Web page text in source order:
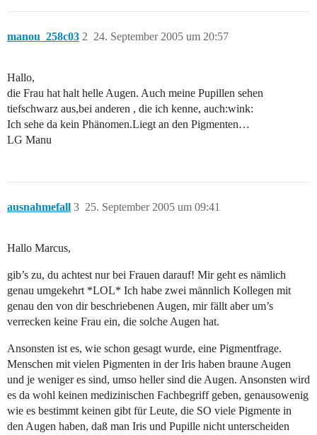
manou_258c03 24. September 2005 um 20:57
2
Hallo,
die Frau hat halt helle Augen. Auch meine Pupillen sehen
tiefschwarz aus,bei anderen , die ich kenne, auch:wink:
Ich sehe da kein Phänomen.Liegt an den Pigmenten…
LG Manu
ausnahmefall 25. September 2005 um 09:41
3
Hallo Marcus,
gib’s zu, du achtest nur bei Frauen darauf! Mir geht es nämlich
genau umgekehrt *LOL* Ich habe zwei männlich Kollegen mit
genau den von dir beschriebenen Augen, mir fällt aber um’s
verrecken keine Frau ein, die solche Augen hat.
Ansonsten ist es, wie schon gesagt wurde, eine Pigmentfrage.
Menschen mit vielen Pigmenten in der Iris haben braune Augen
und je weniger es sind, umso heller sind die Augen. Ansonsten wird
es da wohl keinen medizinischen Fachbegriff geben, genausowenig
wie es bestimmt keinen gibt für Leute, die SO viele Pigmente in
den Augen haben, daß man Iris und Pupille nicht unterscheiden